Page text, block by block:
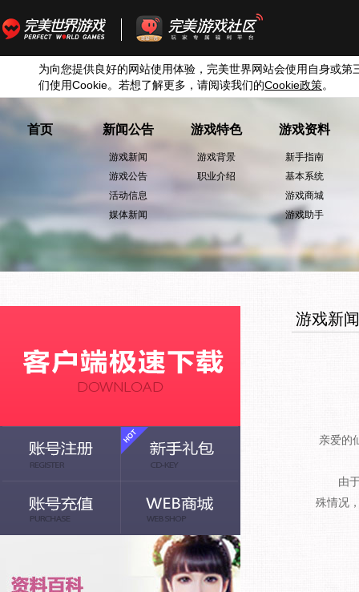
为向您提供良好的网站使用体验，完美世界网站会使用自身或第
们使用Cookie。若想了解更多，请阅读我们的Cookie政策。
首页 新闻公告
游戏新闻
游戏公告
活动信息
媒体新闻
游戏特色
游戏背景
职业介绍
游戏资料
新手指南
基本系统
游戏商城
游戏助手
游戏新闻
亲爱的
由
殊情况